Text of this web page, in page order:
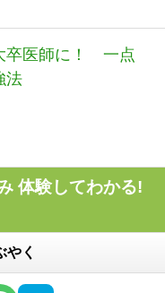
卒医師に！ 一点
法
体験してわかる!
やく